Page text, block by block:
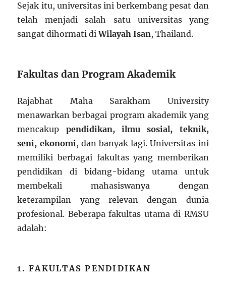
Sejak itu, universitas ini berkembang pesat dan
telah menjadi salah satu universitas yang
sangat dihormati diWilayah Isan, Thailand.
Fakultas dan Program Akademik
Rajabhat Maha Sarakham University
menawarkan berbagai program akademik yang
mencakup pendidikan, ilmu sosial, teknik,
seni, ekonomi, dan banyak lagi. Universitas ini
memiliki berbagai fakultas yang memberikan
pendidikan di bidang-bidang utama untuk
membekali mahasiswanya dengan
keterampilan yang relevan dengan dunia
profesional. Beberapa fakultas utama di RMSU
adalah:
1. FAKULTAS PENDIDIKAN